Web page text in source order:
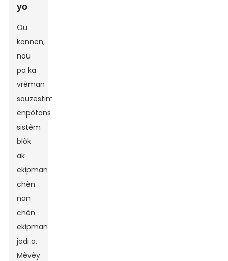
yo
Ou
konnen,
nou
pa ka
vrèman
souzestime
enpòtans
sistèm
blòk
ak
ekipman
chèn
nan
chèn
ekipman
jodi a.
Mèvèy